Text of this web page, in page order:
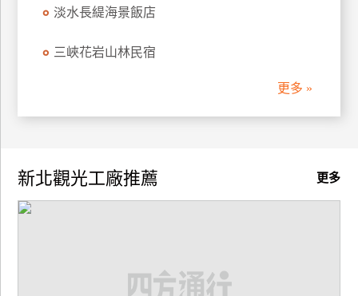
商
合
作
淡水長緹海景飯店
三峽花岩山林民宿
更多 »
更多
新北觀光工廠推薦